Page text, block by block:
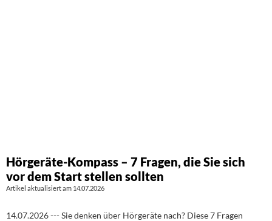
Hörgeräte-Kompass – 7 Fragen, die Sie sich
vor dem Start stellen sollten
Artikel aktualisiert am 14.07.2026
14.07.2026 --- Sie denken über Hörgeräte nach? Diese 7 Fragen